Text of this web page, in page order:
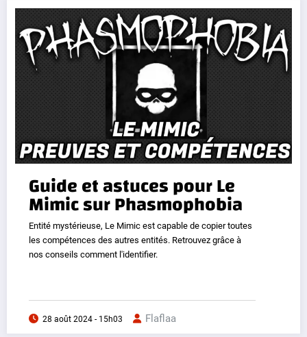
Guide et astuces pour Le
Mimic sur Phasmophobia
Entité mystérieuse, Le Mimic est capable de copier toutes
les compétences des autres entités. Retrouvez grâce à
nos conseils comment l'identifier.
28 août 2024 - 15h03 Flaflaa